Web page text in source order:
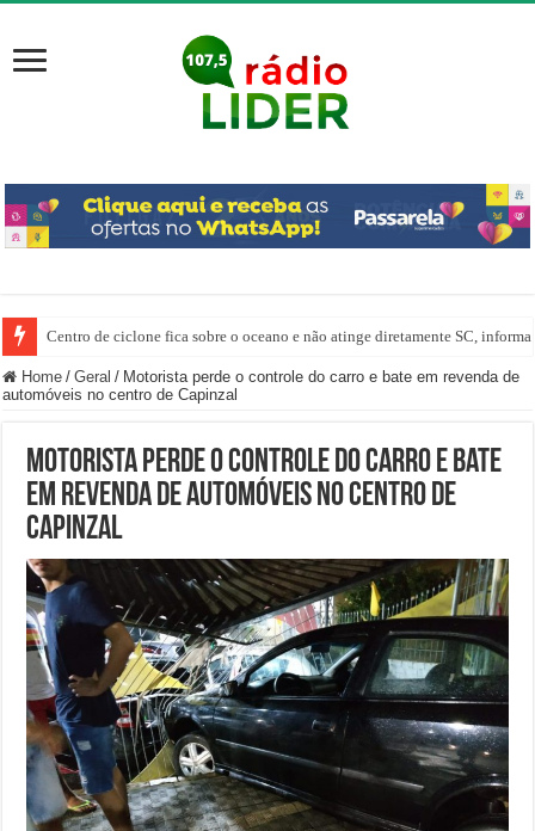
Centro de ciclone fica sobre o oceano e não atinge diretamente SC,
Home / Geral / Motorista perde o controle do carro e bate em revenda de
automóveis no centro de Capinzal
Motorista perde o controle do carro e bate
em revenda de automóveis no centro de
Capinzal